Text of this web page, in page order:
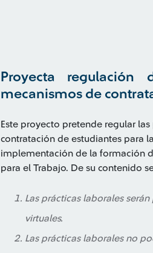
Proyecta
mecanismos de
Este proyecto pretende regular
contratación de estudiantes para
implementación de la formación
para el Trabajo. De su contenido
Las prácticas laborales
virtuales.
Las prácticas laborales no